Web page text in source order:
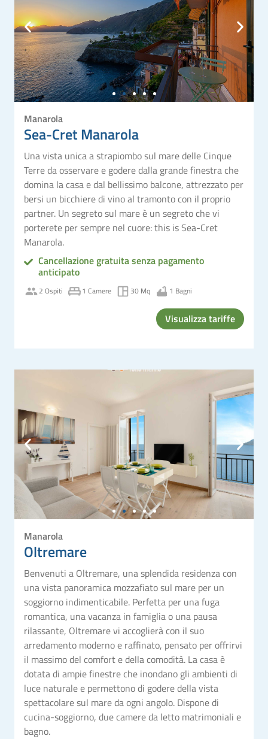
Manarola
Sea-Cret Manarola
Una vista unica a strapiombo sul mare delle Cinque
Terre da osservare e godere dalla grande finestra che
domina la casa e dal bellissimo balcone, attrezzato per
bersi un bicchiere di vino al tramonto con il proprio
partner. Un segreto sul mare è un segreto che vi
porterete per sempre nel cuore: this is Sea-Cret
Manarola.
Cancellazione gratuita senza pagamento
anticipato
2 Ospiti 1 Camere 30 Mq 1 Bagni
Visualizza tariffe
Manarola
Oltremare
Benvenuti a Oltremare, una splendida residenza con
una vista panoramica mozzafiato sul mare per un
soggiorno indimenticabile. Perfetta per una fuga
romantica, una vacanza in famiglia o una pausa
rilassante, Oltremare vi accoglierà con il suo
arredamento moderno e raffinato, pensato per offrirvi
il massimo del comfort e della comodità. La casa è
dotata di ampie finestre che inondano gli ambienti di
luce naturale e permettono di godere della vista
spettacolare sul mare da ogni angolo. Dispone di
cucina-soggiorno, due camere da letto matrimoniali e
bagno.